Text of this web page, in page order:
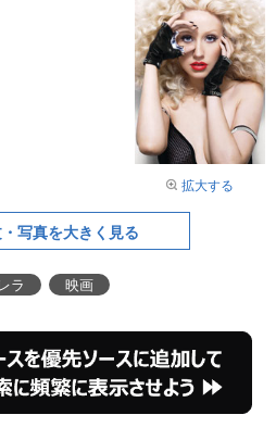
拡大する
写真を大きく見る
ラ 映画